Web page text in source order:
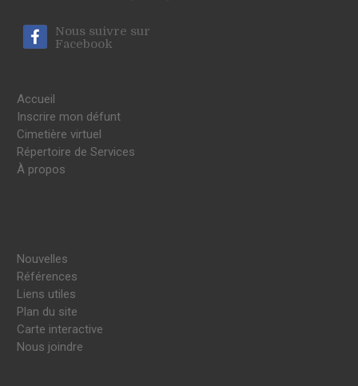
Nous suivre sur
Facebook
Accueil
Inscrire mon défunt
Cimetière virtuel
Répertoire de Services
À propos
Nouvelles
Références
Liens utiles
Plan du site
Carte interactive
Nous joindre